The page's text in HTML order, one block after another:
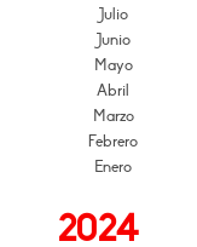
Julio
Junio
Mayo
Abril
Marzo
Febrero
Enero
2024